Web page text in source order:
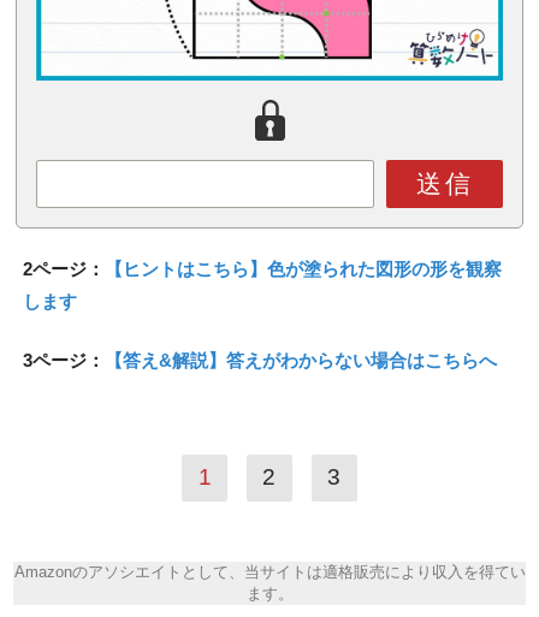
送信
2ページ：
【ヒントはこちら】色が塗られた図形の形を観察
します
3ページ： 【答え&解説】答えがわからない場合はこちらへ
1 2 3
Amazonのアソシエイトとして、当サイトは適格販売により収入を得てい
ます。